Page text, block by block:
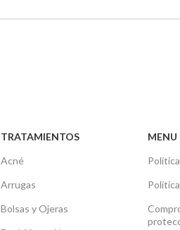
TRATAMIENTOS
Acné
Arrugas
Bolsas y Ojeras
MENU